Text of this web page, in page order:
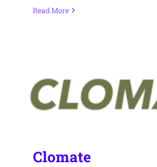
Read More
Clomate